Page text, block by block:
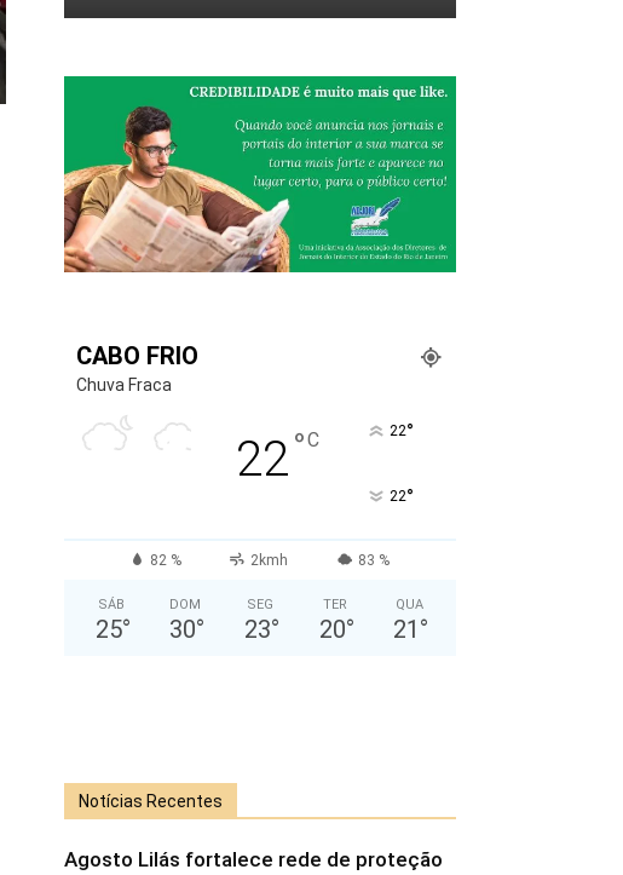
CABO FRIO
Chuva Fraca
22°C 22°
22°
82 % 2kmh 83 %
SÁB
25°
DOM
30°
SEG
23°
TER
20°
QUA
21 °
Notícias Recentes
Agosto Lilás fortalece rede de proteção